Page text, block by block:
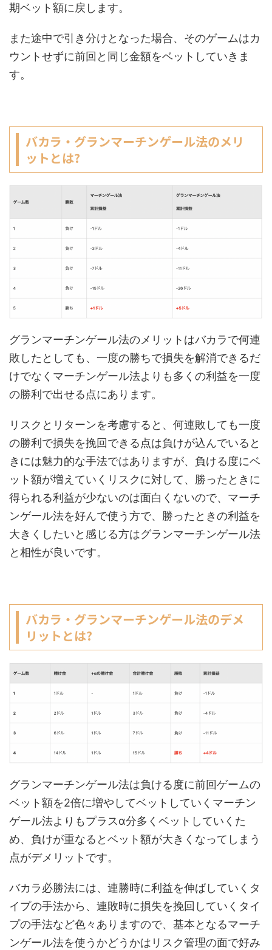
期ベット額に戻します。
また途中で引き分けとなった場合、そのゲームはカ
ウントせずに前回と同じ金額をベットしていきま
す。
バカラ・グランマーチンゲール法のメリ
ットとは?
グランマーチンゲール法のメリットはバカラで何連
敗したとしても、一度の勝ちで損失を解消できるだ
けでなくマーチンゲール法よりも多くの利益を一度
の勝利で出せる点にあります。
リスクとリターンを考慮すると、何連敗しても一度
の勝利で損失を挽回できる点は負けが込んでいると
きには魅力的な手法ではありますが、負ける度にベ
ット額が増えていくリスクに対して、勝ったときに
得られる利益が少ないのは面白くないので、マーチ
ンゲール法を好んで使う方で、勝ったときの利益を
大きくしたいと感じる方はグランマーチンゲール法
と相性が良いです。
バカラ・グランマーチンゲール法のデメ
リットとは?
グランマーチンゲール法は負ける度に前回ゲームの
ベット額を2倍に増やしてベットしていくマーチン
ゲール法よりもプラスα分多くベットしていくた
め、負けが重なるとベット額が大きくなってしまう
点がデメリットです。
バカラ必勝法には、連勝時に利益を伸ばしていくタ
イプの手法から、連敗時に損失を挽回していくタイ
プの手法など色々ありますので、基本となるマーチ
ンゲール法を使うかどうかはリスク管理の面で好み